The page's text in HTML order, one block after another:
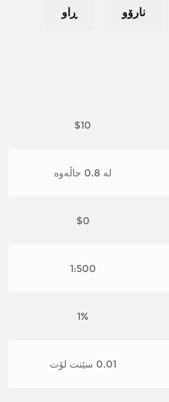
نارۆو ڕاو
$10
لە 0.8 خاڵەوە
$0
1:500
1%
0.01 سێنت لۆت